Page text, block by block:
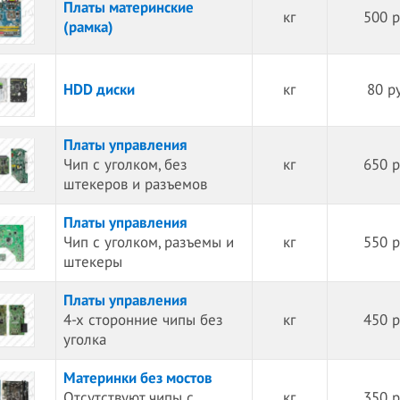
Платы материнские
(рамка)
кг 500
HDD диски кг 80
Платы управления
Чип с уголком, без
штекеров и разъемов
кг 650
Платы управления
Чип с уголком, разъемы и
штекеры
кг 550
Платы управления
4-х сторонние чипы без
уголка
кг 450
Материнки без мостов